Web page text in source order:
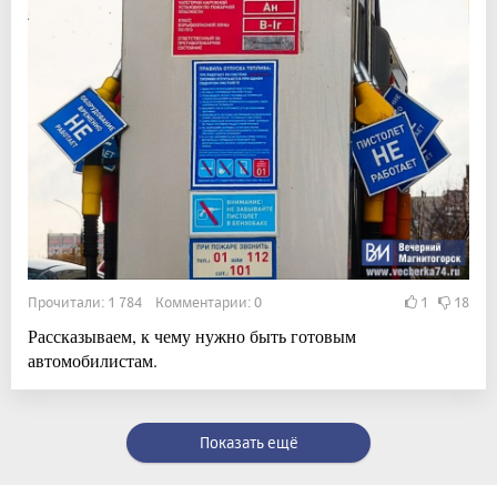
Прочитали: 1 784 Комментарии: 0 1 18
Рассказываем, к чему нужно быть готовым
автомобилистам.
Показать ещё